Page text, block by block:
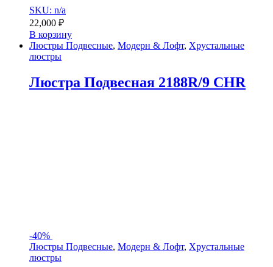
SKU: n/a
22,000 ₽
В корзину
Люстры Подвесные, Модерн & Лофт, Хрустальные
люстры
Люстра Подвесная 2188R/9 CHR
-40%
Люстры Подвесные, Модерн & Лофт, Хрустальные
люстры